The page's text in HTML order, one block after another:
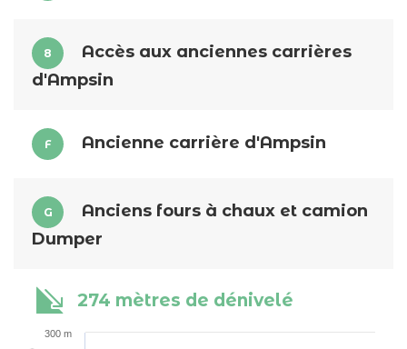
8
Accès aux anciennes carrières
d'Ampsin
F Ancienne carrière d'Ampsin
G
Anciens fours à chaux et camion
Dumper
274 mètres de dénivelé
300 m